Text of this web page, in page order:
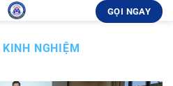
GỌI NGAY
NGHIỆM